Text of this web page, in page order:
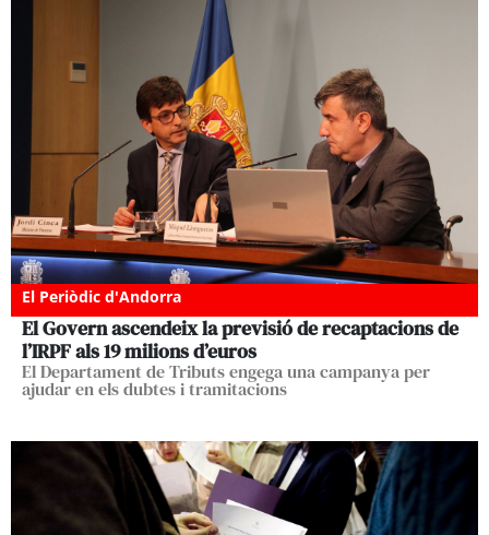
El Periòdic d'Andorra
El Govern ascendeix la previsió de recaptacions de
l’IRPF als 19 milions d’euros
El Departament de Tributs engega una campanya per
ajudar en els dubtes i tramitacions